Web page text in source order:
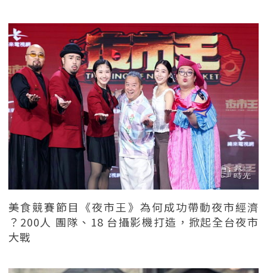
美食競賽節目《夜市王》為何成功帶動夜市經濟
？200人 團隊、18 台攝影機打造，掀起全台夜市
大戰